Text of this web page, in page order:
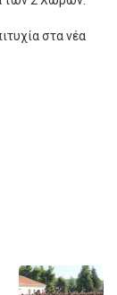
στα νέα